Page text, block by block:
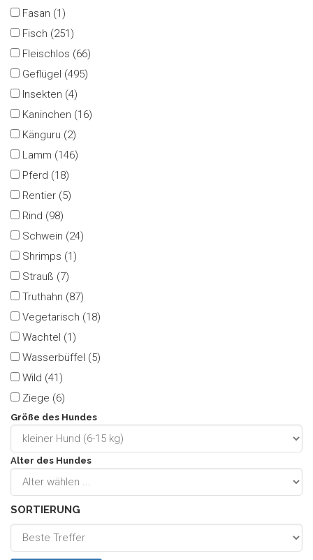
Fasan (1)
Fisch (251)
Fleischlos (66)
Geflügel (495)
Insekten (4)
Kaninchen (16)
Känguru (2)
Lamm (146)
Pferd (18)
Rentier (5)
Rind (98)
Schwein (24)
Shrimps (1)
Strauß (7)
Truthahn (87)
Vegetarisch (18)
Wachtel (1)
Wasserbüffel (5)
Wild (41)
Ziege (6)
Größe des Hundes
Alter des Hundes
SORTIERUNG